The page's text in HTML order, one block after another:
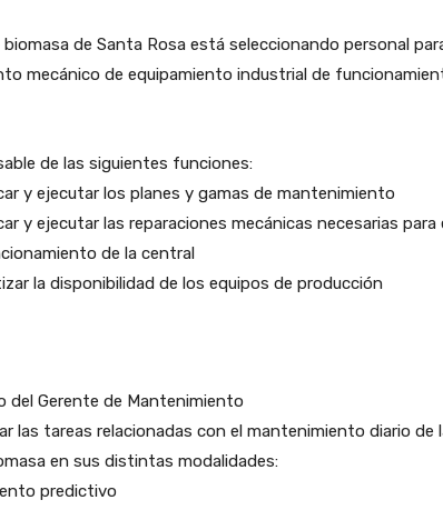
de Santa Rosa está seleccionando personal
mecánico de equipamiento industrial de
de las siguientes funciones:
ejecutar los planes y gamas de mantenimiento
ejecutar las reparaciones mecánicas necesarias para
de la central
la disponibilidad de los equipos de producción
del Gerente de Mantenimiento
tareas relacionadas con el mantenimiento diario de
en sus distintas modalidades:
predictivo